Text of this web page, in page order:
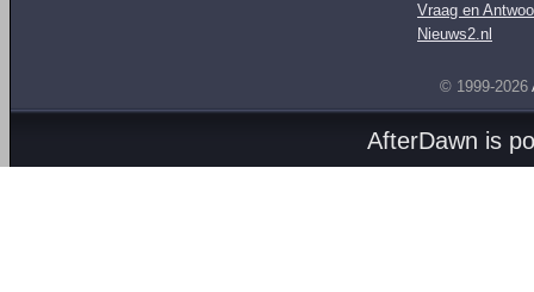
Vraag en
Nieuws2.nl
© 1999-2026
AfterDawn is